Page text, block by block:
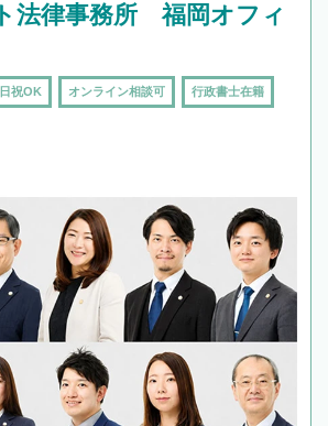
法律事務所 福岡オフィ
祝OK オンライン相談可 行政書士在籍